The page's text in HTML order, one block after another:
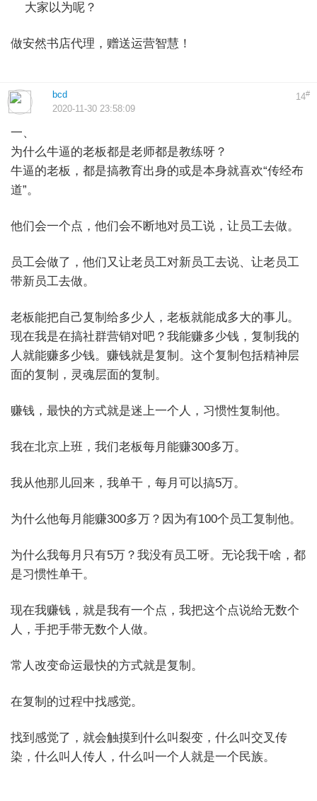
大家以为呢？
做安然书店代理，赠送运营智慧！
14#
bcd
2020-11-30 23:58:09
一、
为什么牛逼的老板都是老师都是教练呀？
牛逼的老板，都是搞教育出身的或是本身就喜欢“传经布
道”。
他们会一个点，他们会不断地对员工说，让员工去做。
员工会做了，他们又让老员工对新员工去说、让老员工
带新员工去做。
老板能把自己复制给多少人，老板就能成多大的事儿。
现在我是在搞社群营销对吧？我能赚多少钱，复制我的
人就能赚多少钱。赚钱就是复制。这个复制包括精神层
面的复制，灵魂层面的复制。
赚钱，最快的方式就是迷上一个人，习惯性复制他。
我在北京上班，我们老板每月能赚300多万。
我从他那儿回来，我单干，每月可以搞5万。
为什么他每月能赚300多万？因为有100个员工复制他。
为什么我每月只有5万？我没有员工呀。无论我干啥，都
是习惯性单干。
现在我赚钱，就是我有一个点，我把这个点说给无数个
人，手把手带无数个人做。
常人改变命运最快的方式就是复制。
在复制的过程中找感觉。
找到感觉了，就会触摸到什么叫裂变，什么叫交叉传
染，什么叫人传人，什么叫一个人就是一个民族。